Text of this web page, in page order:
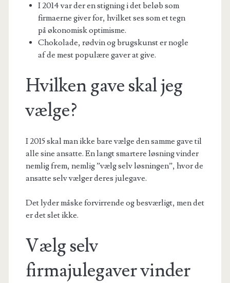
I 2014 var der en stigning i det beløb som
firmaerne giver for, hvilket ses som et tegn
på økonomisk optimisme.
Chokolade, rødvin og brugskunst er nogle
af de mest populære gaver at give.
Hvilken gave skal jeg
vælge?
I 2015 skal man ikke bare vælge den samme gave til
alle sine ansatte. En langt smartere løsning vinder
nemlig frem, nemlig ”vælg selv løsningen”, hvor de
ansatte selv vælger deres julegave.
Det lyder måske forvirrende og besværligt, men det
er det slet ikke.
Vælg selv
firmajulegaver vinder